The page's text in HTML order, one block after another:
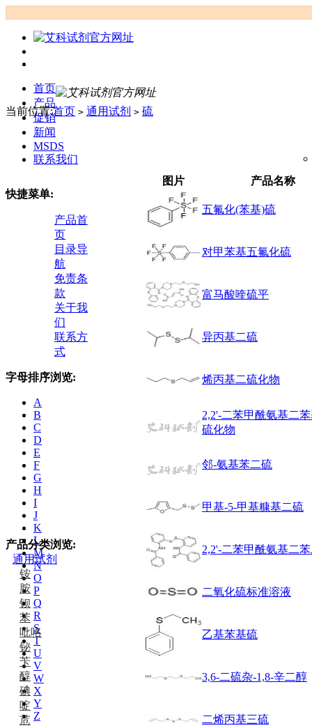
首页
产品
促销
新闻
MSDS
联系我们
当前位置:首页 > 通用试剂 > 硫
快捷菜单:
产品首
页
目录导
航
免责条
款
关于我
们
联系方
式
字母排序浏览:
A
B
C
D
E
F
G
H
I
J
K
L
M
N
O
P
Q
R
S
T
U
V
W
X
Y
Z
产品分类浏览:
通用试剂
铵
胺
钡
苯
吡咯
铋
苄
醇
碘
啶
苊
图片 产品名称
五氟化(苯基)硫
对甲苯基五氟化硫
富马酸喹硫平
异丙基二硫
烯丙基二硫化物
2,2'-二苯甲酰氨基二
硫化物
邻-氨基苯二硫
甲基-5-甲基糠基二硫
2,2'-二苯甲酰氨基二
二氧化硫标准溶液
乙基苯基硫
3,6-二硫杂-1,8-辛二醇
二烯丙基三硫